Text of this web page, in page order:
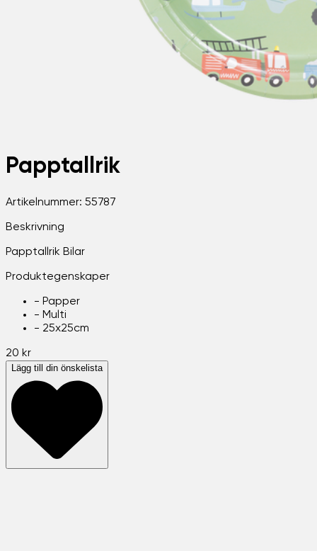
Papptallrik
Artikelnummer: 55787
Beskrivning
Papptallrik Bilar
Produktegenskaper
- Papper
- Multi
- 25x25cm
20 kr
Lägg till din önskelista